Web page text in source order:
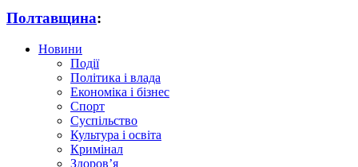
Полтавщина:
Новини
Події
Політика і влада
Економіка і бізнес
Спорт
Суспільство
Культура і освіта
Кримінал
Здоров’я